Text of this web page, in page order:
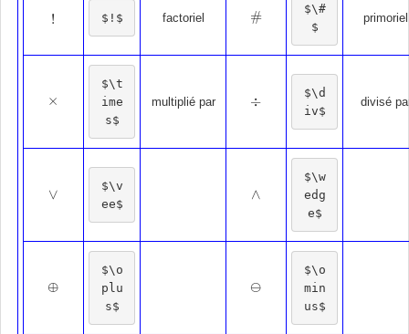
!! $!$ factoriel #
#
$\#
$
primoriel
×
×
$\t
ime
s$
multiplié par ÷
÷
$\d
iv$
divisé
∨
∨
$\v
ee$
∧
∧
$\w
edg
e$
⊕
⊕
$\o
plu
s$
⊖
⊖
$\o
min
us$